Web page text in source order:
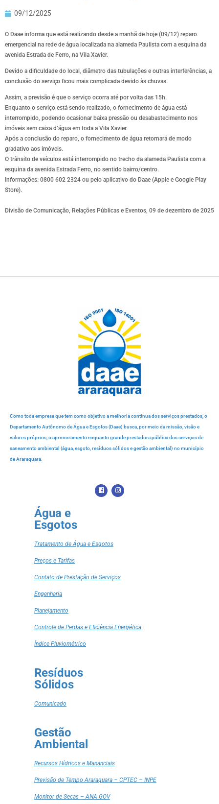
09/12/2025
O Daae informa que está realizando desde a manhã de hoje (09/12) reparo
emergencial na rede de água localizada na alameda Paulista com a esquina da
avenida Estrada de Ferro, na Vila Xavier.
Devido a dificuldade do local, diâmetro das tubulações e outras interferências, a
conclusão do serviço ficou mais complicada devido às chuvas.
Assim, a previsão é que o serviço ocorra até por volta das 15h.
Enquanto o serviço está sendo realizado, o fornecimento de água está
interrompido, podendo ocasionar baixa pressão ou desabastecimento nos
imóveis sem caixa d’água em toda a Vila Xavier.
Após a conclusão do reparo, o fornecimento de água retornará de modo
gradativo aos imóveis.
O trânsito de veículos está interrompido no trecho da alameda Paulista com a
esquina da avenida Estrada Ferro, no sentido bairro/centro.
Informações: 0800 602 2324 ou pelo aplicativo do Daae (Apple e Google Play
Store).
Divisão de Comunicação, Relações Públicas e Eventos, 09 de dezembro de 2025
Como toda empresa que tem como objetivo a melhoria contínua dos serviços prestados, o
Departamento Autônomo de Água e Esgotos (Daae) busca, por meio da missão, visão e
valores próprios, o aprimoramento enquanto grande prestadora pública dos serviços de
saneamento ambiental (água, esgoto, resíduos sólidos e gestão ambiental) no município
de Araraquara.
Água e
Esgotos
Tratamento de Água e Esgotos
Preços e Tarifas
Contato de Prestação de Serviços
Engenharia
Planejamento
Controle de Perdas e Eficiência Energética
Índice Pluviométrico
Resíduos
Sólidos
Comunicado
Gestão
Ambiental
Recursos Hídricos e Mananciais
Previsão de Tempo Araraquara – CPTEC – INPE
Monitor de Secas – ANA GOV